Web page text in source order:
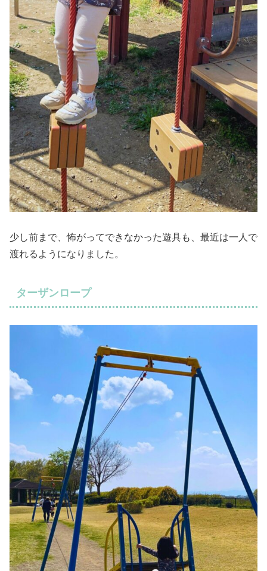
少し前まで、怖がってできなかった遊具も、最近は一人で
渡れるようになりました。
ターザンロープ